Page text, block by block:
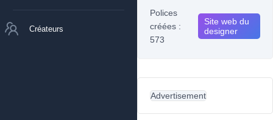
Créateurs
Polices
créées :
573
Site web du
designer
Advertisement